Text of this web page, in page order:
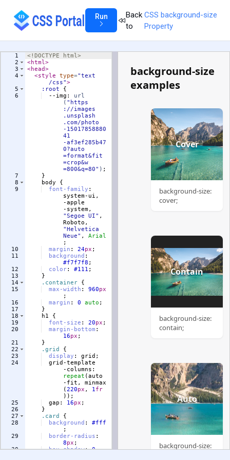
Run
Back
to
CSS background-size
Property
1
2
3
4
5
6
7
8
9
10
11
12
13
14
15
16
17
18
19
20
21
22
23
24
25
26
27
28
29
30
<! DOCTYPE html>
<html>
<head>
<style type="text
/css">
:root
{
  --img
:
url
( "https
://images
.unsplash
.com/photo
-15017858880
41
-af3ef285b47
0?auto
=format&fit
=crop&w
=800&q=80" ) ;
}
body
{
font-family :
system-ui,
-apple
-system,
"Segoe UI" ,
Roboto,
"Helvetica
Neue" , Arial
;
margin : 24px ;
background :
#f7f7f8 ;
color: #111 ;
}
.container
{
max-width : 960px
;
margin : 0 auto ;
}
h1
{
font-size : 20px ;
margin-bottom :
16px ;
}
.grid
{
display : grid ;
  grid-template
-columns :
repeat (auto
-fit, minmax
(220px , 1fr
)) ;
  gap
: 16px ;
}
.card
{
background :
#fff
;
border-radius :
8px ;
box-shadow: 0